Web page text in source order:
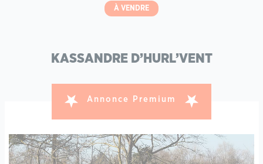
À VENDRE
KASSANDRE D’HURL’VENT
Annonce Premium